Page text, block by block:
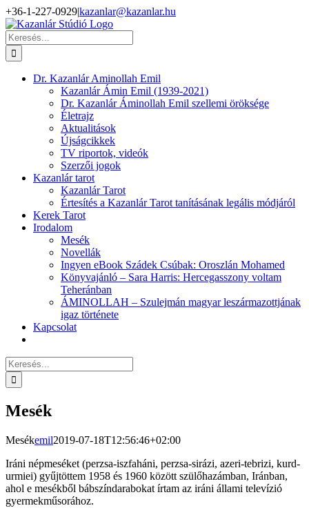
Kihagyás
+36-1-227-0929|kazanlar@kazanlar.hu
Facebook
YouTube
Keresés...
Dr. Kazanlár Aminollah Emil
Kazanlár Ámin Emil (1939-2021)
Dr. Kazanlár Áminollah Emil szellemi öröksége
Életrajz
Aktualitások
Újságcikkek
TV riportok, videók
Szerzői jogok
Kazanlár tarot
Kazanlár Tarot
Értesítés a Kazanlár Tarot tanításának legális módjáról
Kerek Tarot
Irodalom
Mesék
Novellák
Ingyen eBook Szádek Csúbak: Oroszlán Mohamed
Könyvajánló – Sara Harris: Hercegasszony voltam
Teheránban
ÁMINOLLAH – Szulejmán magyar leszármazottjának
igaz története
Kapcsolat
Keresés...
Mesék
Mesékemil2019-07-18T12:56:46+02:00
Iráni népmeséket (perzsa-iszfaháni, perzsa-sirázi, azeri-tebrizi, kurd-
urmiei) gyűjtöttem 1958 és 1960 között szülőhazámban, Iránban,
ahol e mesékből bábszíndarabokat írtam az iráni állami televízió
gyermekműsorához.